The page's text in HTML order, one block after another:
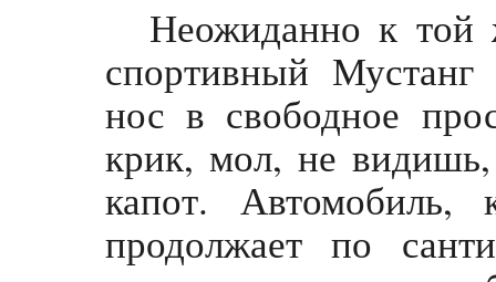
Неожиданно к той
спортивный
нос в свободное
крик, мол, не
капот.
продолжает по